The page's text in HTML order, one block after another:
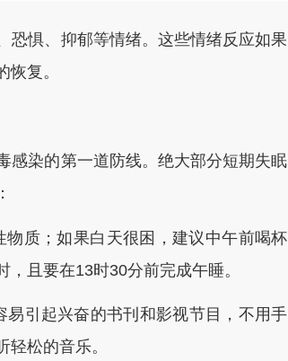
惧、抑郁等情绪。这些情绪反应如果
复。
染的第一道防线。绝大部分短期失眠
质；如果白天很困，建议中午前喝杯
且要在13时30分前完成午睡。
引起兴奋的书刊和影视节目，不用手
松的音乐。